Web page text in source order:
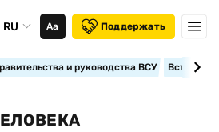
RU Аа Поддержать
и руководства ВСУ